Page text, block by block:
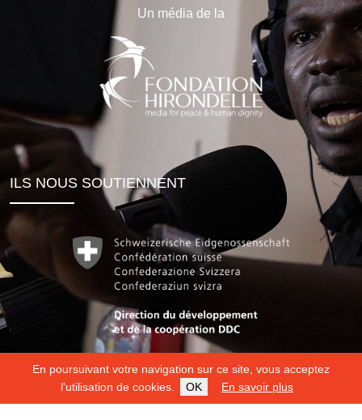
En poursuivant votre navigation sur ce site, vous acceptez
l'utilisation de cookies.
OK En savoir plus
Un média de la
ILS NOUS SOUTIENNENT